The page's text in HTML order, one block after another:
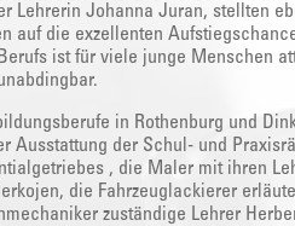
Lehrerin Johanna Juran, stellten
auf die exzellenten
ist für viele junge Menschen
in Rothenburg und
Ausstattung der Schul- und
, die Maler mit ihren
die Fahrzeuglackierer
zuständige Lehrer